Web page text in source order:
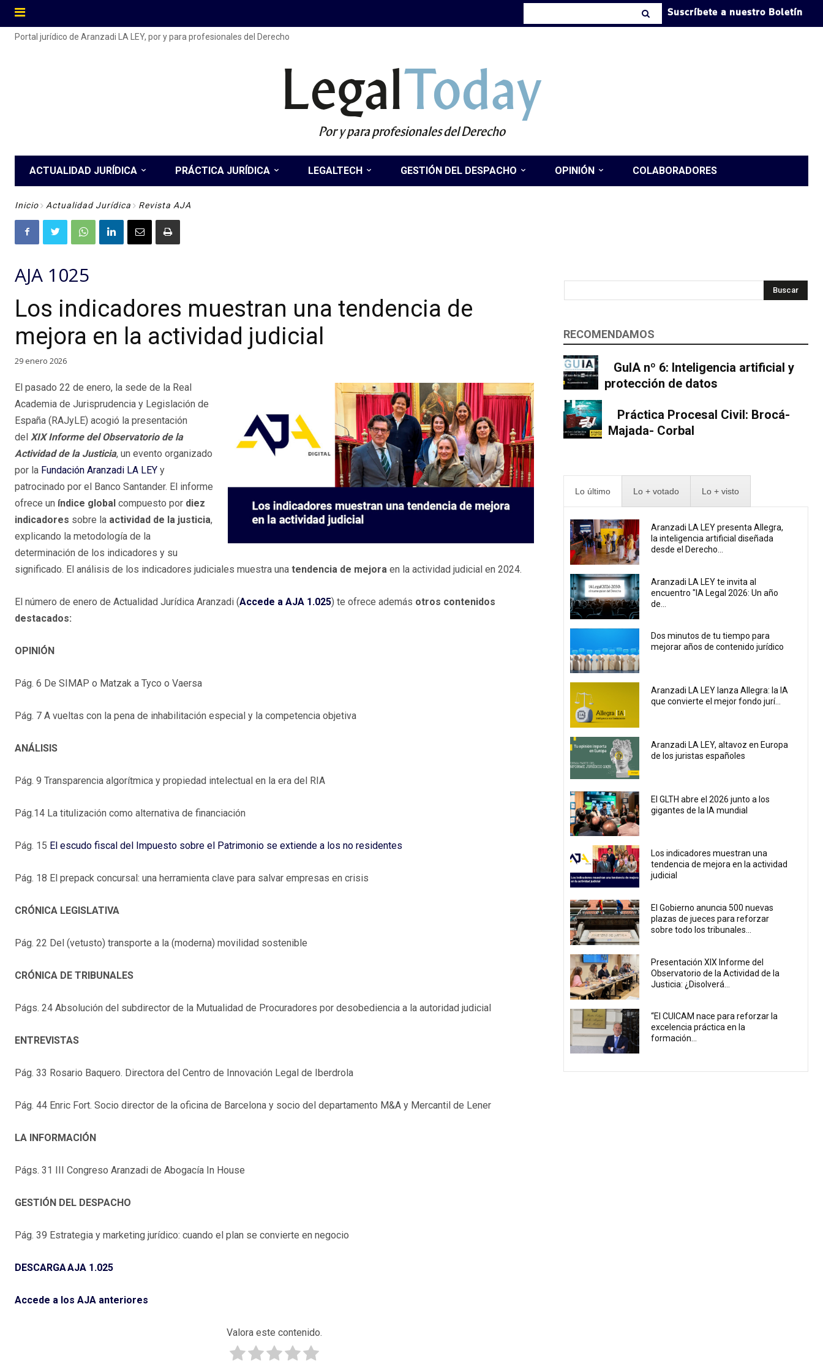
Suscríbete a nuestro Boletín
Portal jurídico de Aranzadi LA LEY, por y para profesionales del Derecho
LegalToday
Por y para profesionales del Derecho
ACTUALIDAD JURÍDICA PRÁCTICA JURÍDICA LEGALTECH GESTIÓN DEL DESPACHO OPINIÓN COLABORADORES
Inicio Actualidad Jurídica Revista AJA
AJA 1025
Los indicadores muestran una tendencia de
mejora en la actividad judicial
29 enero 2026
El pasado 22 de enero, la sede de la Real
Academia de Jurisprudencia y Legislación de
España (RAJyLE) acogió la presentación
del XIX Informe del Observatorio de la
Actividad de la Justicia, un evento organizado
por la Fundación Aranzadi LA LEY y
patrocinado por el Banco Santander. El informe
ofrece un índice global compuesto por diez
indicadores sobre la actividad de la justicia,
explicando la metodología de la
determinación de los indicadores y su
significado. El análisis de los indicadores judiciales muestra una tendencia de mejora en la actividad judicial en 2024.
El número de enero de Actualidad Jurídica Aranzadi (Accede a AJA 1.025) te ofrece además otros contenidos
destacados:
OPINIÓN
Pág. 6 De SIMAP o Matzak a Tyco o Vaersa
Pág. 7 A vueltas con la pena de inhabilitación especial y la competencia objetiva
ANÁLISIS
Pág. 9 Transparencia algorítmica y propiedad intelectual en la era del RIA
Pág.14 La titulización como alternativa de financiación
Pág. 15 El escudo fiscal del Impuesto sobre el Patrimonio se extiende a los no residentes
Pág. 18 El prepack concursal: una herramienta clave para salvar empresas en crisis
CRÓNICA LEGISLATIVA
Pág. 22 Del (vetusto) transporte a la (moderna) movilidad sostenible
CRÓNICA DE TRIBUNALES
Págs. 24 Absolución del subdirector de la Mutualidad de Procuradores por desobediencia a la autoridad judicial
ENTREVISTAS
Pág. 33 Rosario Baquero. Directora del Centro de Innovación Legal de Iberdrola
Pág. 44 Enric Fort. Socio director de la oficina de Barcelona y socio del departamento M&A y Mercantil de Lener
LA INFORMACIÓN
Págs. 31 III Congreso Aranzadi de Abogacía In House
GESTIÓN DEL DESPACHO
Pág. 39 Estrategia y marketing jurídico: cuando el plan se convierte en negocio
DESCARGA AJA 1.025
Accede a los AJA anteriores
Valora este contenido.
Buscar
RECOMENDAMOS
GuIA nº 6: Inteligencia artificial y
protección de datos
Práctica Procesal Civil: Brocá-
Majada- Corbal
Lo último Lo + votado Lo + visto
Aranzadi LA LEY presenta Allegra,
la inteligencia artificial diseñada
desde el Derecho...
Aranzadi LA LEY te invita al
encuentro "IA Legal 2026: Un año
de...
Dos minutos de tu tiempo para
mejorar años de contenido jurídico
Aranzadi LA LEY lanza Allegra: la IA
que convierte el mejor fondo jurí...
Aranzadi LA LEY, altavoz en Europa
de los juristas españoles
El GLTH abre el 2026 junto a los
gigantes de la IA mundial
Los indicadores muestran una
tendencia de mejora en la actividad
judicial
El Gobierno anuncia 500 nuevas
plazas de jueces para reforzar
sobre todo los tribunales...
Presentación XIX Informe del
Observatorio de la Actividad de la
Justicia: ¿Disolverá...
“El CUICAM nace para reforzar la
excelencia práctica en la
formación...